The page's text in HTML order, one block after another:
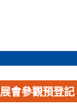
展會參觀預登記